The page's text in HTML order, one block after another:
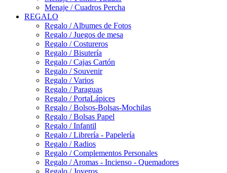
Menaje / Cuadros Percha
REGALO
Regalo / Albumes de Fotos
Regalo / Juegos de mesa
Regalo / Costureros
Regalo / Bisutería
Regalo / Cajas Cartón
Regalo / Souvenir
Regalo / Varios
Regalo / Paraguas
Regalo / PortaLápices
Regalo / Bolsos-Bolsas-Mochilas
Regalo / Bolsas Papel
Regalo / Infantil
Regalo / Librería - Papelería
Regalo / Radios
Regalo / Complementos Personales
Regalo / Aromas - Incienso - Quemadores
Regalo / Joyeros